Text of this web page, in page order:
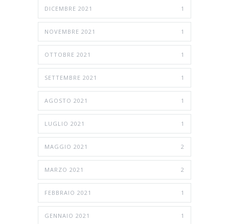
DICEMBRE 2021 1
NOVEMBRE 2021 1
OTTOBRE 2021 1
SETTEMBRE 2021 1
AGOSTO 2021 1
LUGLIO 2021 1
MAGGIO 2021 2
MARZO 2021 2
FEBBRAIO 2021 1
GENNAIO 2021 1